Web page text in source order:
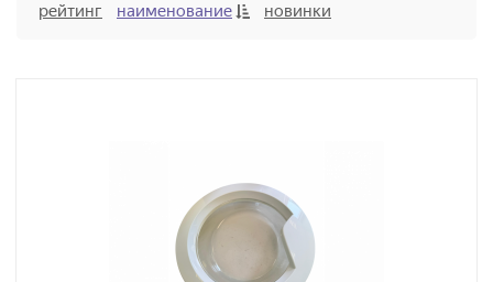
рейтинг
наименование новинки